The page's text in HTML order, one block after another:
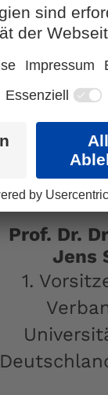
Prof. Dr.
Jens
1.